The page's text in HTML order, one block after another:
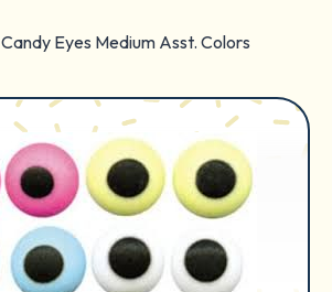
Candy Eyes Medium Asst. Colors